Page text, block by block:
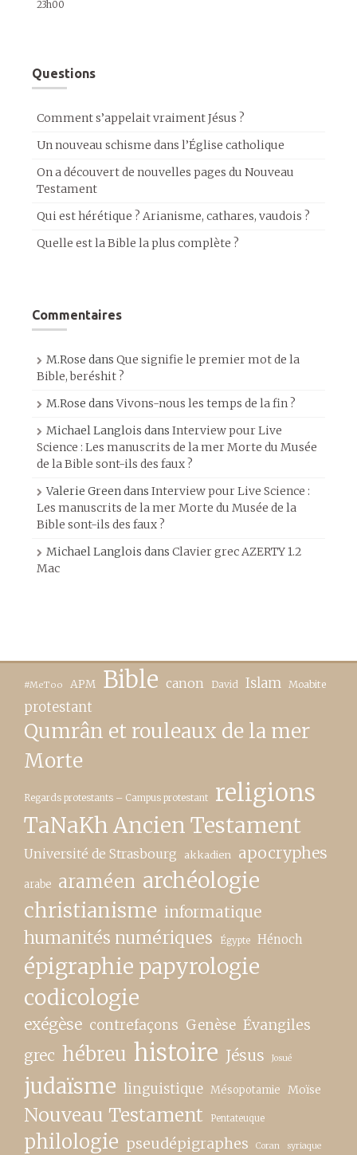
23h00
Questions
Comment s’appelait vraiment Jésus ?
Un nouveau schisme dans l’Église catholique
On a découvert de nouvelles pages du Nouveau
Testament
Qui est hérétique ? Arianisme, cathares, vaudois ?
Quelle est la Bible la plus complète ?
Commentaires
M.Rose dans Que signifie le premier mot de la
Bible, beréshit ?
M.Rose dansVivons-nous les temps de la fin ?
Michael Langlois dans Interview pour Live
Science : Les manuscrits de la mer Morte du Musée
de la Bible sont-ils des faux ?
Valerie Greendans Interview pour Live Science :
Les manuscrits de la mer Morte du Musée de la
Bible sont-ils des faux ?
Michael Langlois dans Clavier grec AZERTY 1.2
Mac
#MeToo APM Bible canon David Islam Moabite
protestant
Qumrân et rouleaux de la mer
Morte
Regards protestants – Campus protestant religions
TaNaKh Ancien Testament
Université de Strasbourg akkadien apocryphes
arabe araméen archéologie
christianisme informatique
humanités numériques Égypte Hénoch
épigraphie papyrologie
codicologie
exégèse contrefaçons Genèse Évangiles
grec hébreu histoire Jésus Josué
judaïsme linguistique Mésopotamie Moïse
Nouveau Testament Pentateuque
philologie pseudépigraphes Coran syriaque